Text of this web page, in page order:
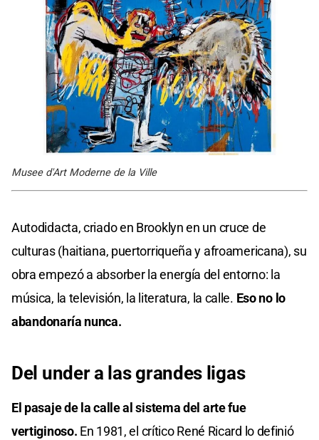
Musee d'Art Moderne de la Ville
Autodidacta, criado en Brooklyn en un cruce de
culturas (haitiana, puertorriqueña y afroamericana), su
obra empezó a absorber la energía del entorno: la
música, la televisión, la literatura, la calle. Eso no lo
abandonaría nunca.
Del under a las grandes ligas
El pasaje de la calle al sistema del arte fue
vertiginoso. En 1981, el crítico René Ricard lo definió